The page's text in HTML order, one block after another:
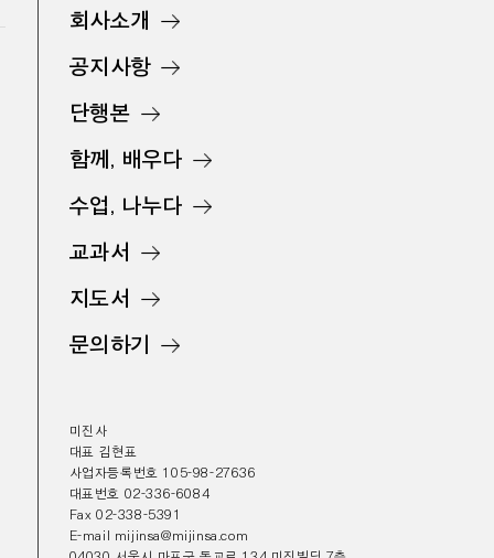
회사소개
공지사항
단행본
함께, 배우다
수업, 나누다
교과서
지도서
문의하기
미진사
대표 김현표
사업자등록번호 105-98-27636
대표번호 02-336-6084
Fax 02-338-5391
E-mail mijinsa@mijinsa.com